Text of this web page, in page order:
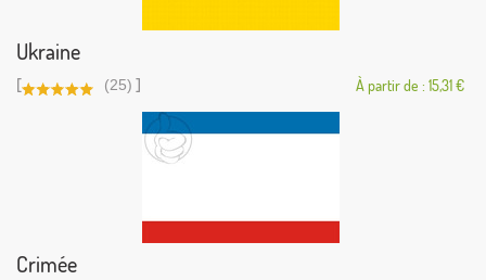
Ukraine
[ (25) ] À partir de : 15,31 €
Crimée